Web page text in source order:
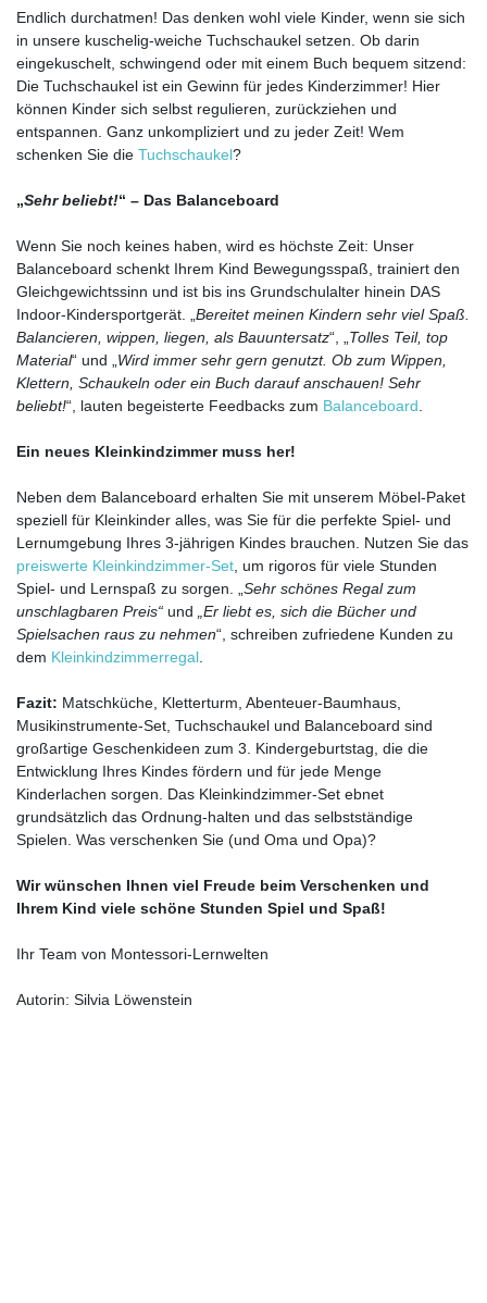
Endlich durchatmen! Das denken wohl viele Kinder, wenn sie sich
in unsere kuschelig-weiche Tuchschaukel setzen. Ob darin
eingekuschelt, schwingend oder mit einem Buch bequem sitzend:
Die Tuchschaukel ist ein Gewinn für jedes Kinderzimmer! Hier
können Kinder sich selbst regulieren, zurückziehen und
entspannen. Ganz unkompliziert und zu jeder Zeit! Wem
schenken Sie die Tuchschaukel?
„Sehr beliebt!“ – Das Balanceboard
Wenn Sie noch keines haben, wird es höchste Zeit: Unser
Balanceboard schenkt Ihrem Kind Bewegungsspaß, trainiert den
Gleichgewichtssinn und ist bis ins Grundschulalter hinein DAS
Indoor-Kindersportgerät. „Bereitet meinen Kindern sehr viel Spaß.
Balancieren, wippen, liegen, als Bauuntersatz“, „Tolles Teil, top
Material“ und „Wird immer sehr gern genutzt. Ob zum Wippen,
Klettern, Schaukeln oder ein Buch darauf anschauen! Sehr
beliebt!“, lauten begeisterte Feedbacks zum Balanceboard.
Ein neues Kleinkindzimmer muss her!
Neben dem Balanceboard erhalten Sie mit unserem Möbel-Paket
speziell für Kleinkinder alles, was Sie für die perfekte Spiel- und
Lernumgebung Ihres 3-jährigen Kindes brauchen. Nutzen Sie das
preiswerte Kleinkindzimmer-Set, um rigoros für viele Stunden
Spiel- und Lernspaß zu sorgen. „Sehr schönes Regal zum
unschlagbaren Preis“ und „Er liebt es, sich die Bücher und
Spielsachen raus zu nehmen“, schreiben zufriedene Kunden zu
dem Kleinkindzimmerregal.
Fazit: Matschküche, Kletterturm, Abenteuer-Baumhaus,
Musikinstrumente-Set, Tuchschaukel und Balanceboard sind
großartige Geschenkideen zum 3. Kindergeburtstag, die die
Entwicklung Ihres Kindes fördern und für jede Menge
Kinderlachen sorgen. Das Kleinkindzimmer-Set ebnet
grundsätzlich das Ordnung-halten und das selbstständige
Spielen. Was verschenken Sie (und Oma und Opa)?
Wir wünschen Ihnen viel Freude beim Verschenken und
Ihrem Kind viele schöne Stunden Spiel und Spaß!
Ihr Team von Montessori-Lernwelten
Autorin: Silvia Löwenstein